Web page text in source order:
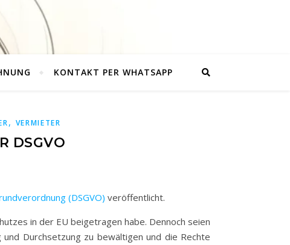
KONTAKT PER WHATSAPP
, VERMIETER
DSGVO
(DSGVO) veröffentlicht.
in der EU beigetragen habe. Dennoch seien
Durchsetzung zu bewältigen und die Rechte